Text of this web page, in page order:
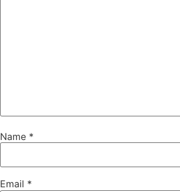
Name *
Email *